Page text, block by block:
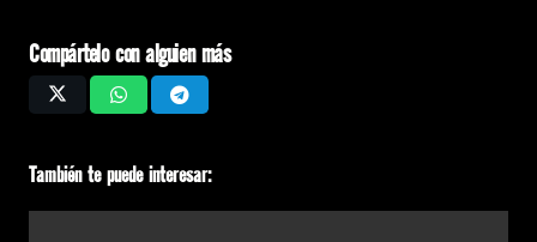
Compártelo con alguien más
También te puede interesar: